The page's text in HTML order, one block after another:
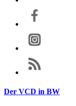
Der VCD in BW